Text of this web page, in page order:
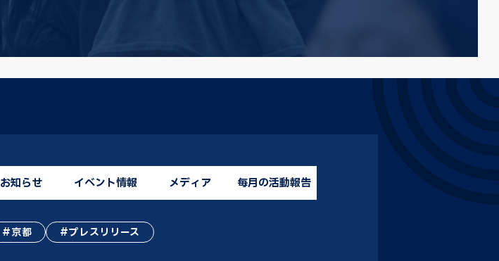
お知らせ イベント情報 メディア 毎月の活動報告
京都 プレスリリース